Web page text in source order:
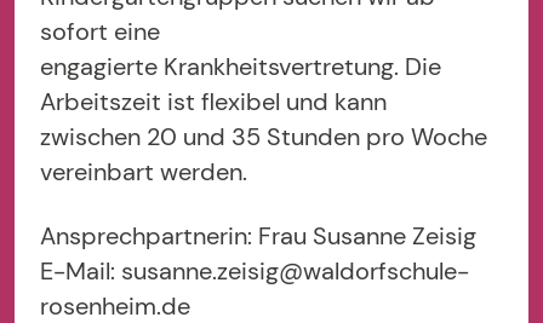
sofort eine
engagierte Krankheitsvertretung. Die
Arbeitszeit ist flexibel und kann
zwischen 20 und 35 Stunden pro Woche
vereinbart werden.
Ansprechpartnerin: Frau Susanne Zeisig
E-Mail: susanne.zeisig@waldorfschule-
rosenheim.de